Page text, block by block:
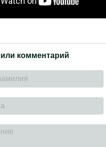
комментарий